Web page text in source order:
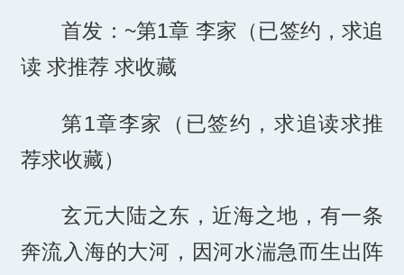
首发：~第1章 李家（已签约，求追
读 求推荐 求收藏
第1章李家（已签约，求追读求推
荐求收藏）
玄元大陆之东，近海之地，有一条
奔流入海的大河，因河水湍急而生出阵